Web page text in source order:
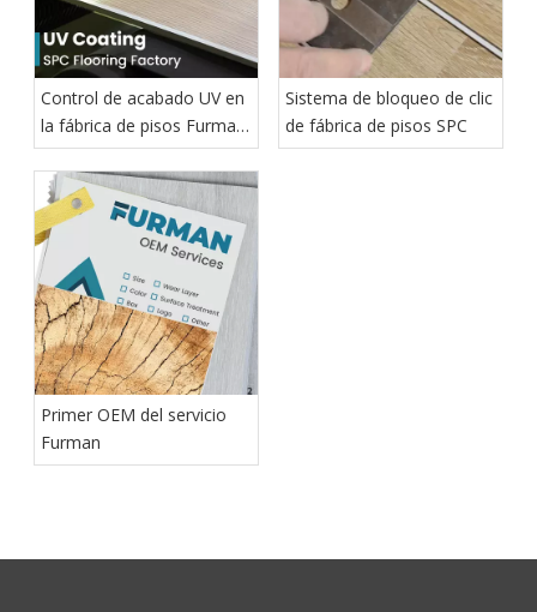
Control de acabado UV en
la fábrica de pisos Furman
SPC
Sistema de bloqueo de clic
de fábrica de pisos SPC
Primer OEM del servicio
Furman